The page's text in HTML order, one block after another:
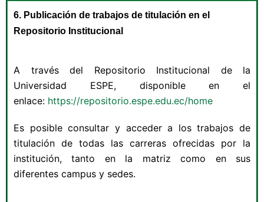
6. Publicación de trabajos de titulación en el
Repositorio Institucional
A través del Repositorio Institucional de la
Universidad ESPE, disponible en el
enlace: https://repositorio.espe.edu.ec/home
Es posible consultar y acceder a los trabajos de
titulación de todas las carreras ofrecidas por la
institución, tanto en la matriz como en sus
diferentes campus y sedes.